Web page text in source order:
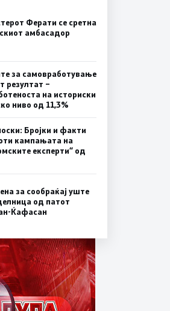
Ферати се сретна
амбасадор
за самовработување
резултат –
на историски
ниво од 11,3%
Бројки и факти
кампањата на
експерти“ од
за сообраќај уште
од патот
Ќафасан